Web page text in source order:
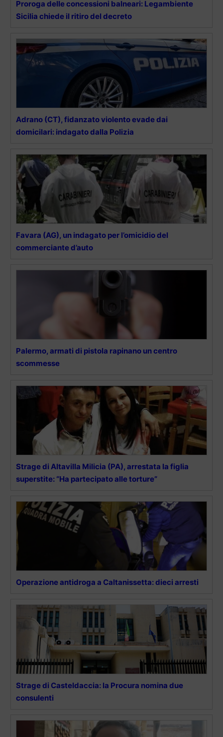
Proroga delle concessioni balneari: Legambiente
Sicilia chiede il ritiro del decreto
Adrano (CT), fidanzato violento evade dai
domicilari: indagato dalla Polizia
Favara (AG), un indagato per l’omicidio del
commerciante d’auto
Palermo, armati di pistola rapinano un centro
scommesse
Strage di Altavilla Milicia (PA), arrestata la figlia
superstite: “Ha partecipato alle torture”
Operazione antidroga a Caltanissetta: dieci arresti
Strage di Casteldaccia: la Procura nomina due
consulenti